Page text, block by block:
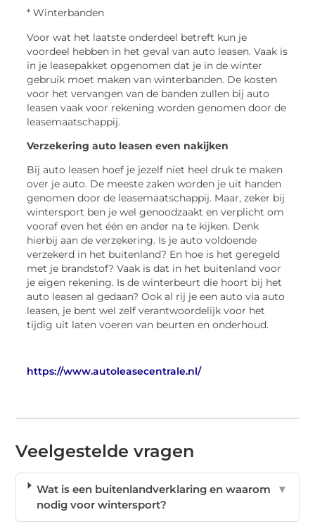
* Winterbanden
Voor wat het laatste onderdeel betreft kun je
voordeel hebben in het geval van auto leasen. Vaak is
in je leasepakket opgenomen dat je in de winter
gebruik moet maken van winterbanden. De kosten
voor het vervangen van de banden zullen bij auto
leasen vaak voor rekening worden genomen door de
leasemaatschappij.
Verzekering auto leasen even nakijken
Bij auto leasen hoef je jezelf niet heel druk te maken
over je auto. De meeste zaken worden je uit handen
genomen door de leasemaatschappij. Maar, zeker bij
wintersport ben je wel genoodzaakt en verplicht om
vooraf even het één en ander na te kijken. Denk
hierbij aan de verzekering. Is je auto voldoende
verzekerd in het buitenland? En hoe is het geregeld
met je brandstof? Vaak is dat in het buitenland voor
je eigen rekening. Is de winterbeurt die hoort bij het
auto leasen al gedaan? Ook al rij je een auto via auto
leasen, je bent wel zelf verantwoordelijk voor het
tijdig uit laten voeren van beurten en onderhoud.
https://www.autoleasecentrale.nl/
Veelgestelde vragen
Wat is een buitenlandverklaring en waarom
nodig voor wintersport?
▼